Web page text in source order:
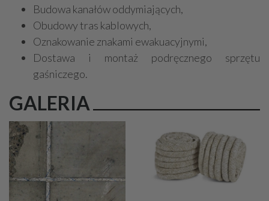
Budowa kanałów oddymiających,
Obudowy tras kablowych,
Oznakowanie znakami ewakuacyjnymi,
Dostawa i montaż podręcznego sprzętu
gaśniczego.
GALERIA